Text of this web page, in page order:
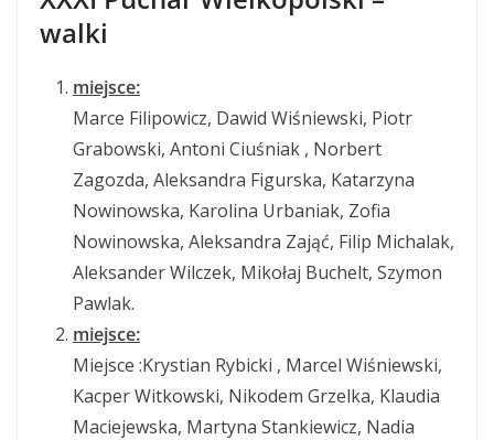
walki
miejsce:
Marce Filipowicz, Dawid Wiśniewski, Piotr
Grabowski, Antoni Ciuśniak , Norbert
Zagozda, Aleksandra Figurska, Katarzyna
Nowinowska, Karolina Urbaniak, Zofia
Nowinowska, Aleksandra Zająć, Filip Michalak,
Aleksander Wilczek, Mikołaj Buchelt, Szymon
Pawlak.
miejsce:
Miejsce :Krystian Rybicki , Marcel Wiśniewski,
Kacper Witkowski, Nikodem Grzelka, Klaudia
Maciejewska, Martyna Stankiewicz, Nadia